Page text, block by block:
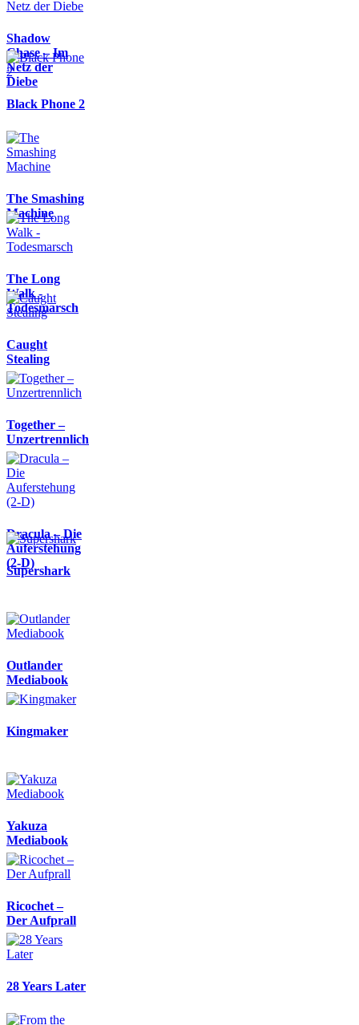
Shadow
Chase – Im
Netz der
Diebe
Black Phone 2
The Smashing
Machine
The Long
Walk -
Todesmarsch
Caught
Stealing
Together –
Unzertrennlich
Dracula – Die
Auferstehung
(2-D)
Supershark
Outlander
Mediabook
Kingmaker
Yakuza
Mediabook
Ricochet –
Der Aufprall
28 Years Later